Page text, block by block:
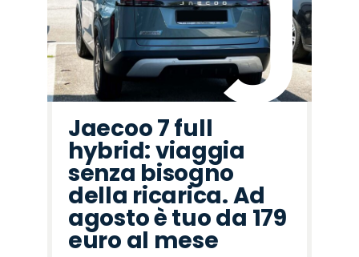
Jaecoo 7 full
hybrid: viaggia
senza bisogno
della ricarica. Ad
agosto è tuo da 179
euro al mese